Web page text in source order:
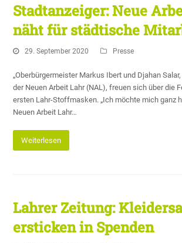
Stadtanzeiger: Neue
näht für städtische
29. September 2020 Presse
„Oberbürgermeister Markus Ibert und Djahan
der Neuen Arbeit Lahr (NAL), freuen sich über die
ersten Lahr-Stoffmasken. „Ich möchte mich ganz
Neuen Arbeit Lahr…
Weiterlesen
Lahrer Zeitung:
ersticken in Spenden